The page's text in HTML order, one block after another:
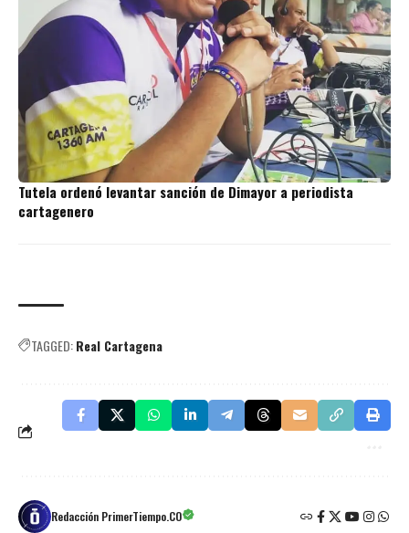
Tutela ordenó levantar sanción de Dimayor a periodista
cartagenero
TAGGED:Real Cartagena
Redacción PrimerTiempo.CO